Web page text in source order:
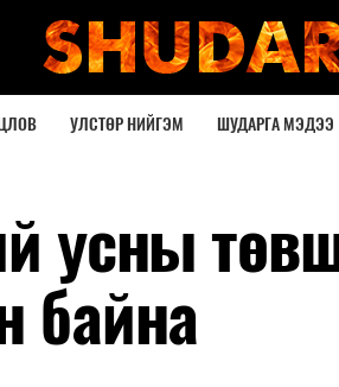
УЛСТӨР НИЙГЭМ ШУДАРГА МЭДЭЭ
усны
байна